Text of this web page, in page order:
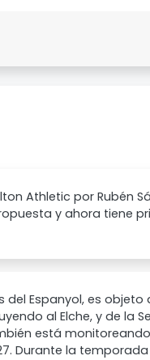
Athletic por Rubén
y ahora tiene
del Espanyol, es objeto
al Elche, y de la
está
Durante la temporada